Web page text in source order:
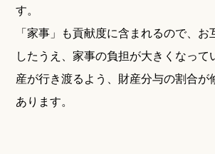
す。
「家事」も貢献度に含まれるので、
したうえ、家事の負担が大きくなって
産が行き渡るよう、財産分与の割合が
あります。